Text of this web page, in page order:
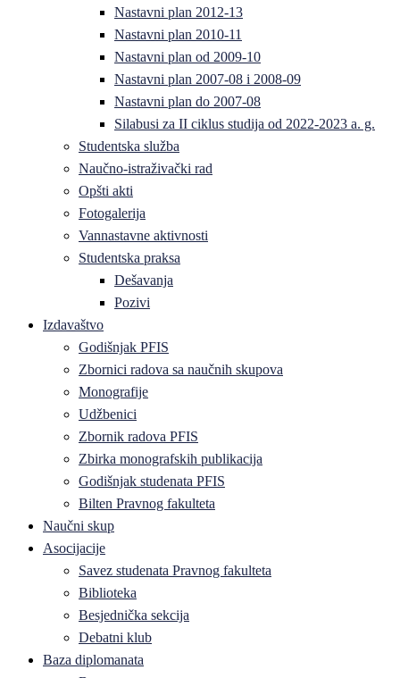
Nastavni plan 2012-13
Nastavni plan 2010-11
Nastavni plan od 2009-10
Nastavni plan 2007-08 i 2008-09
Nastavni plan do 2007-08
Silabusi za II ciklus studija od 2022-2023 a. g.
Studentska služba
Naučno-istraživački rad
Opšti akti
Fotogalerija
Vannastavne aktivnosti
Studentska praksa
Dešavanja
Pozivi
Izdavaštvo
Godišnjak PFIS
Zbornici radova sa naučnih skupova
Monografije
Udžbenici
Zbornik radova PFIS
Zbirka monografskih publikacija
Godišnjak studenata PFIS
Bilten Pravnog fakulteta
Naučni skup
Asocijacije
Savez studenata Pravnog fakulteta
Biblioteka
Besjednička sekcija
Debatni klub
Baza diplomanata